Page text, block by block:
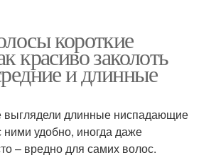
короткие
красиво заколоть
и длинные
выглядели длинные ниспадающие
ними удобно, иногда даже
– вредно для самих волос.